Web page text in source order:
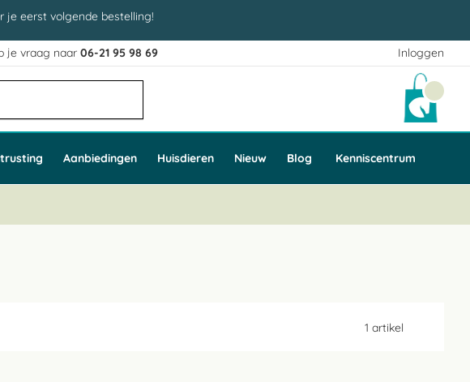
je eerst volgende bestelling!
Inloggen
je vraag naar06-21 95 98 69
Aanbiedingen Huisdieren Nieuw Blog Kenniscentrum
1 artikel